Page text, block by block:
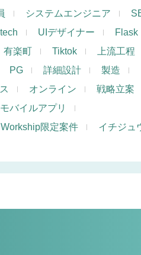
システムエンジニア
UIデザイナー
Flask
有楽町 Tiktok
上流工程
PG 詳細設計
製造
オンライン
戦略立案
モバイルアプリ
Workship限定案件
イチジュ